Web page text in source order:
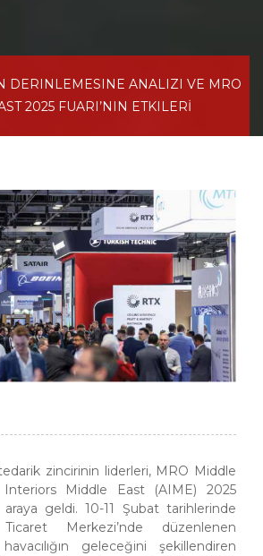
DERINLEMESINE ANALIZI VE MRO
2025 FUARI’NIN ETKILERİ
tedarik zincirinin liderleri, MRO Middle
Middle East (AIME) 2025
geldi. 10-11 Şubat tarihlerinde
Merkezi’nde düzenlenen
geleceğini şekillendiren